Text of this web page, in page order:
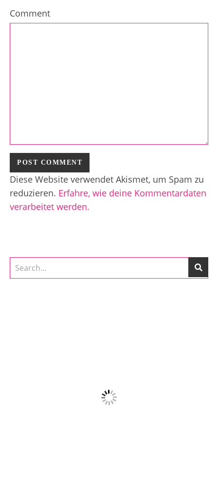
Comment
Diese Website verwendet Akismet, um Spam zu
reduzieren. Erfahre, wie deine Kommentardaten
verarbeitet werden.